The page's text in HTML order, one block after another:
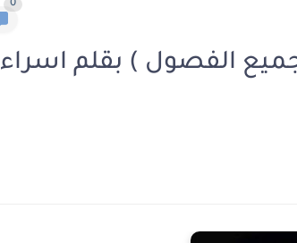
0
جميع الفصول ) بقلم اسراء